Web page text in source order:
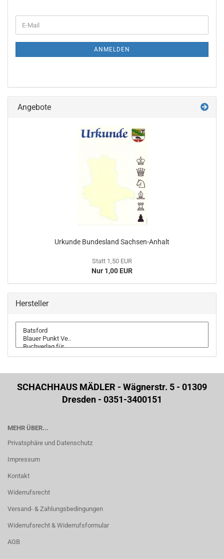
ZUR
E-
Mail
ANMELDEN
Angebote
Urkunde Bundesland Sachsen-Anhalt
Statt 1,50 EUR
Nur 1,00 EUR
Hersteller
SCHACHHAUS MÄDLER - Wägnerstr. 5 - 01309
Dresden - 0351-3400151
MEHR ÜBER...
Privatsphäre und Datenschutz
Impressum
Kontakt
Widerrufsrecht
Versand- & Zahlungsbedingungen
Widerrufsrecht & Widerrufsformular
AGB